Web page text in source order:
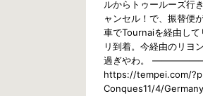
ルからトゥールーズ行
ャンセル！で、振替便
車でTournaiを経由し
リ到着。今経由のリヨ
過ぎやわ。 ——————
https://tempei.com/
Conques11/4/